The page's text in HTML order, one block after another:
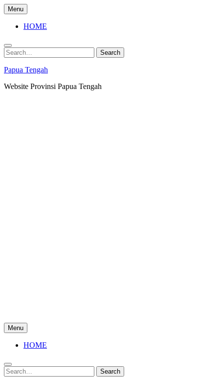
Skip
to
content
Menu
HOME
Search
for:
Search
Papua Tengah
Website Provinsi Papua Tengah
Menu
HOME
Search
for:
Search